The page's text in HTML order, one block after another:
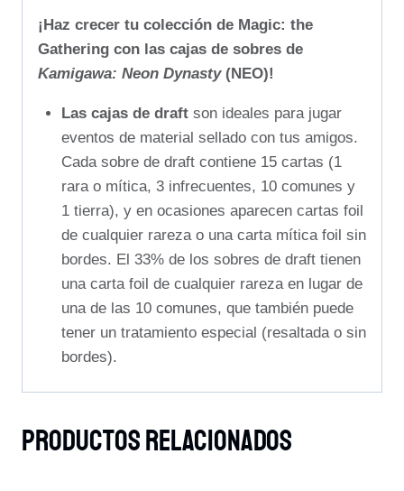
¡Haz crecer tu colección de Magic: the
Gathering con las cajas de sobres de
Kamigawa: Neon Dynasty(NEO)!
Las cajas de draftson ideales para jugar
eventos de material sellado con tus amigos.
Cada sobre de draft contiene 15 cartas (1
rara o mítica, 3 infrecuentes, 10 comunes y
1 tierra), y en ocasiones aparecen cartas foil
de cualquier rareza o una carta mítica foil sin
bordes. El 33% de los sobres de draft tienen
una carta foil de cualquier rareza en lugar de
una de las 10 comunes, que también puede
tener un tratamiento especial (resaltada o sin
bordes).
Productos Relacionados